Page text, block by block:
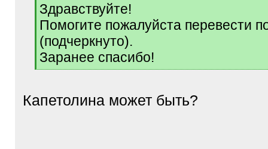
[
q
Здравствуйте!
Помогите пожалуйста перевести
(подчеркнуто).
Заранее спасибо!
[
]
Капетолина может быть?